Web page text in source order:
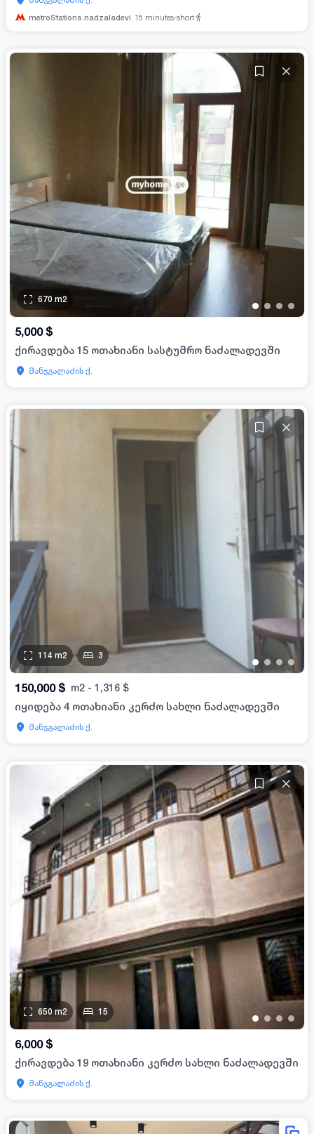
metroStations.nadzaladevi 15 minutes-short
• • • •
670 m2
5,000 $
ქირავდება 15 ოთახიანი სასტუმრო ნაძალადევში
მანჯგალაძის ქ.
• • • •
114 m2 3
150,000 $ m2 - 1,316 $
იყიდება 4 ოთახიანი კერძო სახლი ნაძალადევში
მანჯგალაძის ქ.
• • • •
650 m2 15
6,000 $
ქირავდება 19 ოთახიანი კერძო სახლი ნაძალადევში
მანჯგალაძის ქ.